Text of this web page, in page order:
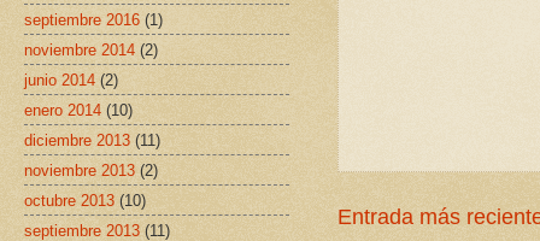
Entrada más
septiembre 2016 (1)
noviembre 2014 (2)
junio 2014 (2)
enero 2014 (10)
diciembre 2013 (11)
noviembre 2013 (2)
octubre 2013 (10)
septiembre 2013 (11)